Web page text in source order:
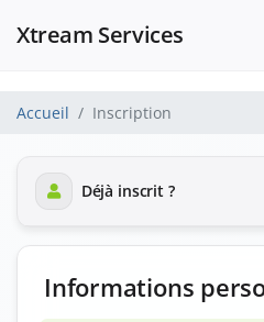
Xtream Services
Accueil Inscription
Déjà inscrit ?
Informations